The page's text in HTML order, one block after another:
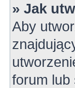
» Jak
Aby
forum lub